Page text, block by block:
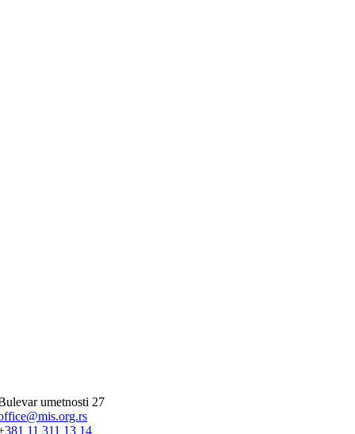
umetnosti 27
11 311 13 14